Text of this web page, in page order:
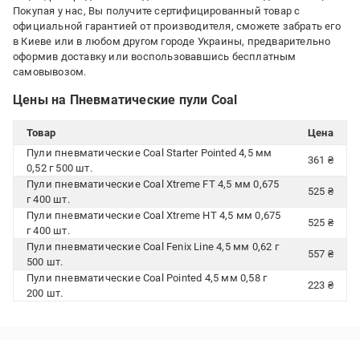
Покупая у нас, Вы получите сертифицированный товар с
официальной гарантией от производителя, сможете забрать его
в Киеве или в любом другом городе Украины, предварительно
оформив доставку или воспользовавшись бесплатным
самовывозом.
Цены на Пневматические пули Coal
Товар
Цена
Пули пневматические Coal Starter Pointed 4,5 мм
0,52 г 500 шт.
361 ₴
Пули пневматические Coal Xtreme FT 4,5 мм 0,675
г 400 шт.
525 ₴
Пули пневматические Coal Xtreme HT 4,5 мм 0,675
г 400 шт.
525 ₴
Пули пневматические Coal Fenix Line 4,5 мм 0,62 г
500 шт.
557 ₴
Пули пневматические Coal Pointed 4,5 мм 0,58 г
200 шт.
223 ₴